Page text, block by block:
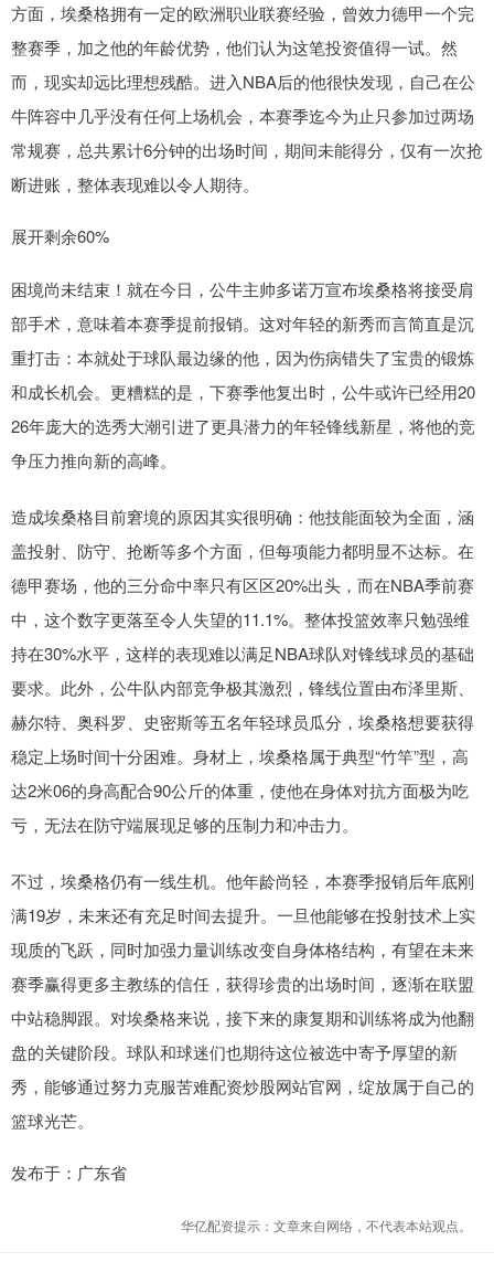
方面，埃桑格拥有一定的欧洲职业联赛经验，曾效力德甲一个完
整赛季，加之他的年龄优势，他们认为这笔投资值得一试。然
而，现实却远比理想残酷。进入NBA后的他很快发现，自己在公
牛阵容中几乎没有任何上场机会，本赛季迄今为止只参加过两场
常规赛，总共累计6分钟的出场时间，期间未能得分，仅有一次抢
断进账，整体表现难以令人期待。
展开剩余60%
困境尚未结束！就在今日，公牛主帅多诺万宣布埃桑格将接受肩
部手术，意味着本赛季提前报销。这对年轻的新秀而言简直是沉
重打击：本就处于球队最边缘的他，因为伤病错失了宝贵的锻炼
和成长机会。更糟糕的是，下赛季他复出时，公牛或许已经用20
26年庞大的选秀大潮引进了更具潜力的年轻锋线新星，将他的竞
争压力推向新的高峰。
造成埃桑格目前窘境的原因其实很明确：他技能面较为全面，涵
盖投射、防守、抢断等多个方面，但每项能力都明显不达标。在
德甲赛场，他的三分命中率只有区区20%出头，而在NBA季前赛
中，这个数字更落至令人失望的11.1%。整体投篮效率只勉强维
持在30%水平，这样的表现难以满足NBA球队对锋线球员的基础
要求。此外，公牛队内部竞争极其激烈，锋线位置由布泽里斯、
赫尔特、奥科罗、史密斯等五名年轻球员瓜分，埃桑格想要获得
稳定上场时间十分困难。身材上，埃桑格属于典型“竹竿”型，高
达2米06的身高配合90公斤的体重，使他在身体对抗方面极为吃
亏，无法在防守端展现足够的压制力和冲击力。
不过，埃桑格仍有一线生机。他年龄尚轻，本赛季报销后年底刚
满19岁，未来还有充足时间去提升。一旦他能够在投射技术上实
现质的飞跃，同时加强力量训练改变自身体格结构，有望在未来
赛季赢得更多主教练的信任，获得珍贵的出场时间，逐渐在联盟
中站稳脚跟。对埃桑格来说，接下来的康复期和训练将成为他翻
盘的关键阶段。球队和球迷们也期待这位被选中寄予厚望的新
秀，能够通过努力克服苦难配资炒股网站官网，绽放属于自己的
篮球光芒。
发布于：广东省
华亿配资提示：文章来自网络，不代表本站观点。